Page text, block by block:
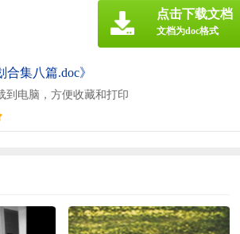
合集八篇.doc》
到电脑，方便收藏和打印
点击下载文档
文档为doc格式